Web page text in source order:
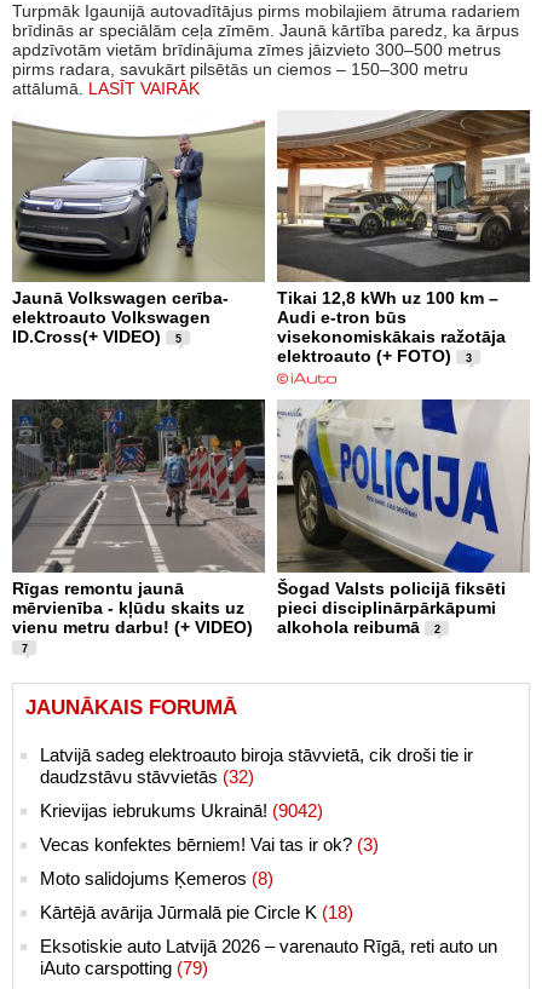
Turpmāk Igaunijā autovadītājus pirms mobilajiem ātruma radariem
brīdinās ar speciālām ceļa zīmēm. Jaunā kārtība paredz, ka ārpus
apdzīvotām vietām brīdinājuma zīmes jāizvieto 300–500 metrus
pirms radara, savukārt pilsētās un ciemos – 150–300 metru
attālumā. LASĪT VAIRĀK
Jaunā Volkswagen cerība-
elektroauto Volkswagen
ID.Cross(+ VIDEO)
5
Tikai 12,8 kWh uz 100 km –
Audi e-tron būs
visekonomiskākais ražotāja
elektroauto (+ FOTO)
3
Rīgas remontu jaunā
mērvienība - kļūdu skaits uz
vienu metru darbu! (+ VIDEO)
7
Šogad Valsts policijā fiksēti
pieci disciplinārpārkāpumi
alkohola reibumā
2
JAUNĀKAIS FORUMĀ
Latvijā sadeg elektroauto biroja stāvvietā, cik droši tie ir
daudzstāvu stāvvietās (32)
Krievijas iebrukums Ukrainā! (9042)
Vecas konfektes bērniem! Vai tas ir ok? (3)
Moto salidojums Ķemeros (8)
Kārtējā avārija Jūrmalā pie Circle K (18)
Eksotiskie auto Latvijā 2026 – varenauto Rīgā, reti auto un
iAuto carspotting (79)